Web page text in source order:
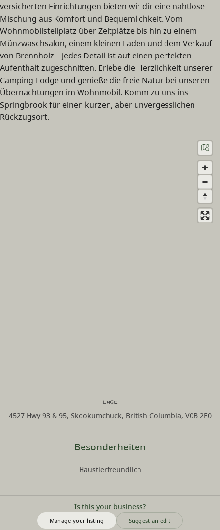
versicherten Einrichtungen bieten wir dir eine nahtlose
Mischung aus Komfort und Bequemlichkeit. Vom
Wohnmobilstellplatz über Zeltplätze bis hin zu einem
Münzwaschsalon, einem kleinen Laden und dem Verkauf
von Brennholz – jedes Detail ist auf einen perfekten
Aufenthalt zugeschnitten. Erlebe die Herzlichkeit unserer
Camping-Lodge und genieße die freie Natur bei unseren
Übernachtungen im Wohnmobil. Komm zu uns ins
Springbrook für einen kurzen, aber unvergesslichen
Rückzugsort.
Besonderheiten
Haustierfreundlich
Is this your business?
Manage your listing Suggest an edit
Lage
4527 Hwy 93 & 95, Skookumchuck, British Columbia, V0B 2E0